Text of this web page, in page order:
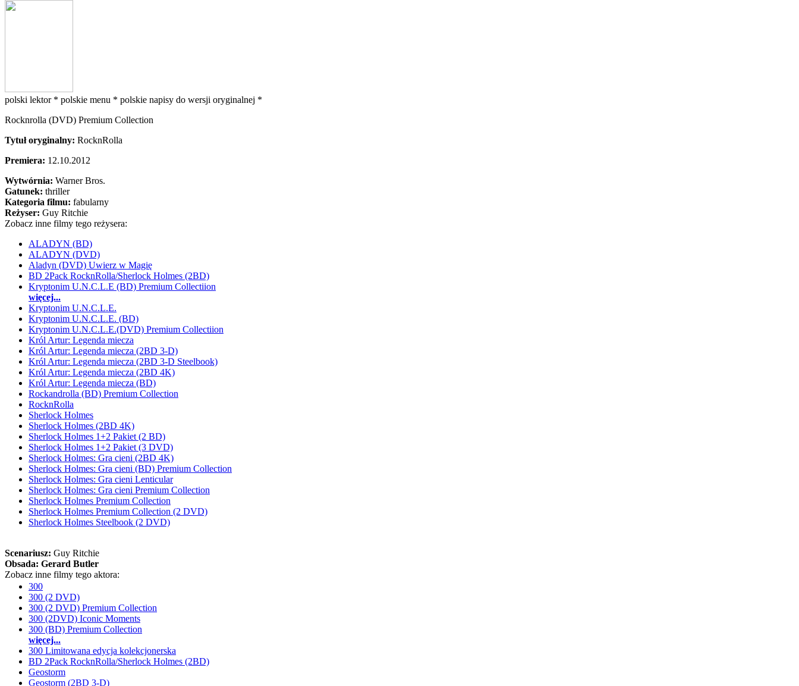
polski lektor * polskie menu * polskie napisy do wersji oryginalnej *
Rocknrolla (DVD) Premium Collection
Tytuł oryginalny: RocknRolla
Premiera: 12.10.2012
Wytwórnia: Warner Bros.
Gatunek: thriller
Kategoria filmu: fabularny
Reżyser: Guy Ritchie
Zobacz inne filmy tego reżysera:
ALADYN (BD)
ALADYN (DVD)
Aladyn (DVD) Uwierz w Magię
BD 2Pack RocknRolla/Sherlock Holmes (2BD)
Kryptonim U.N.C.L.E (BD) Premium Collectiion
więcej...
Kryptonim U.N.C.L.E.
Kryptonim U.N.C.L.E. (BD)
Kryptonim U.N.C.L.E.(DVD) Premium Collectiion
Król Artur: Legenda miecza
Król Artur: Legenda miecza (2BD 3-D)
Król Artur: Legenda miecza (2BD 3-D Steelbook)
Król Artur: Legenda miecza (2BD 4K)
Król Artur: Legenda miecza (BD)
Rockandrolla (BD) Premium Collection
RocknRolla
Sherlock Holmes
Sherlock Holmes (2BD 4K)
Sherlock Holmes 1+2 Pakiet (2 BD)
Sherlock Holmes 1+2 Pakiet (3 DVD)
Sherlock Holmes: Gra cieni (2BD 4K)
Sherlock Holmes: Gra cieni (BD) Premium Collection
Sherlock Holmes: Gra cieni Lenticular
Sherlock Holmes: Gra cieni Premium Collection
Sherlock Holmes Premium Collection
Sherlock Holmes Premium Collection (2 DVD)
Sherlock Holmes Steelbook (2 DVD)
Scenariusz: Guy Ritchie
Obsada: Gerard Butler
Zobacz inne filmy tego aktora:
300
300 (2 DVD)
300 (2 DVD) Premium Collection
300 (2DVD) Iconic Moments
300 (BD) Premium Collection
więcej...
300 Limitowana edycja kolekcjonerska
BD 2Pack RocknRolla/Sherlock Holmes (2BD)
Geostorm
Geostorm (2BD 3-D)